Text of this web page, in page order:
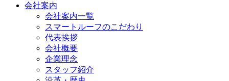
会社案内
会社案内一覧
スマートルーフのこだわり
代表挨拶
会社概要
企業理念
スタッフ紹介